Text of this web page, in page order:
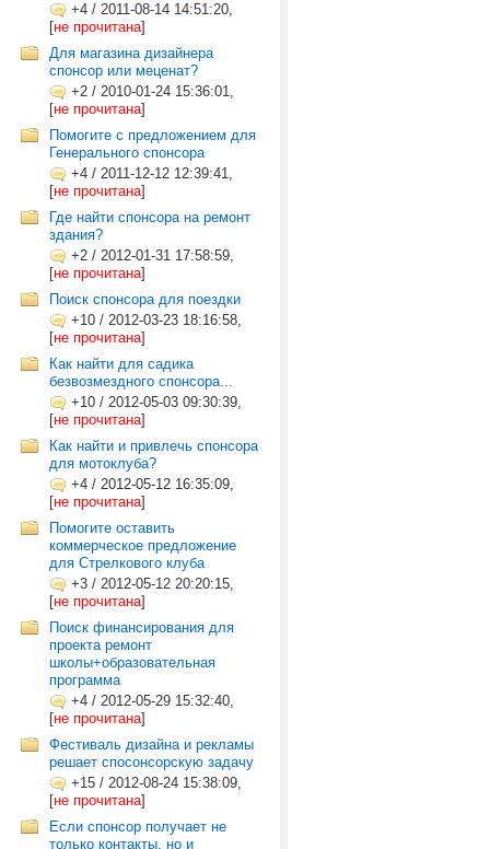
+4 / 2011-08-14 14:51:20,
[не прочитана]
Для магазина дизайнера
спонсор или меценат?
+2 / 2010-01-24 15:36:01,
[не прочитана]
Помогите с предложением для
Генерального спонсора
+4 / 2011-12-12 12:39:41,
[не прочитана]
Где найти спонсора на ремонт
здания?
+2 / 2012-01-31 17:58:59,
[не прочитана]
Поиск спонсора для поездки
+10 / 2012-03-23 18:16:58,
[не прочитана]
Как найти для садика
безвозмездного спонсора...
+10 / 2012-05-03 09:30:39,
[не прочитана]
Как найти и привлечь спонсора
для мотоклуба?
+4 / 2012-05-12 16:35:09,
[не прочитана]
Помогите оставить
коммерческое предложение
для Стрелкового клуба
+3 / 2012-05-12 20:20:15,
[не прочитана]
Поиск финансирования для
проекта ремонт
школы+образовательная
программа
+4 / 2012-05-29 15:32:40,
[не прочитана]
Фестиваль дизайна и рекламы
решает спосонсорскую задачу
+15 / 2012-08-24 15:38:09,
[не прочитана]
Если спонсор получает не
только контакты, но и